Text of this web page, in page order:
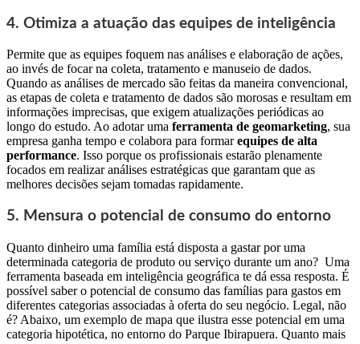
4. Otimiza a atuação das equipes de inteligência
Permite que as equipes foquem nas análises e elaboração de ações,
ao invés de focar na coleta, tratamento e manuseio de dados.
Quando as análises de mercado são feitas da maneira convencional,
as etapas de coleta e tratamento de dados são morosas e resultam em
informações imprecisas, que exigem atualizações periódicas ao
longo do estudo. Ao adotar uma ferramenta de geomarketing, sua
empresa ganha tempo e colabora para formarequipes de alta
performance. Isso porque os profissionais estarão plenamente
focados em realizar análises estratégicas que garantam que as
melhores decisões sejam tomadas rapidamente.
5. Mensura o potencial de consumo do entorno
Quanto dinheiro uma família está disposta a gastar por uma
determinada categoria de produto ou serviço durante um ano? Uma
ferramenta baseada em inteligência geográfica te dá essa resposta. É
possível saber o potencial de consumo das famílias para gastos em
diferentes categorias associadas à oferta do seu negócio. Legal, não
é? Abaixo, um exemplo de mapa que ilustra esse potencial em uma
categoria hipotética, no entorno do Parque Ibirapuera. Quanto mais